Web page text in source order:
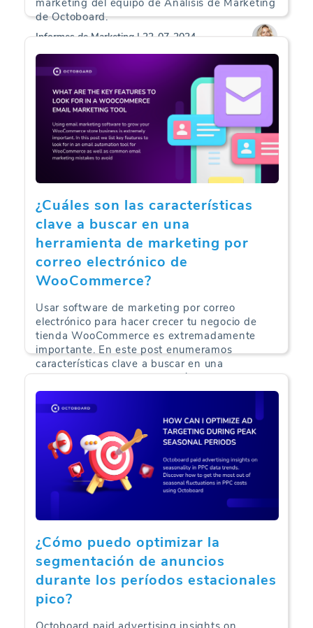
marketing del equipo de Análisis de Marketing
de Octoboard.
Informes de Marketing | 22-07-2024
¿Cuáles son las características
clave a buscar en una
herramienta de marketing por
correo electrónico de
WooCommerce?
Usar software de marketing por correo
electrónico para hacer crecer tu negocio de
tienda WooCommerce es extremadamente
importante. En este post enumeramos
características clave a buscar en una
herramienta de automatización de correo
electrónico para WooCommerce, así como
errores comunes de marketing por correo
Análisis de Comercio Electrónico | 17-07-2024
¿Cómo puedo optimizar la
segmentación de anuncios
durante los períodos estacionales
pico?